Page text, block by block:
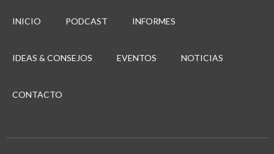
INICIO PODCAST INFORMES
IDEAS & CONSEJOS EVENTOS NOTICIAS
CONTACTO